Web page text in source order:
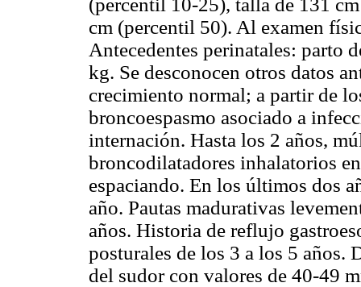
cm (percentil 50). Al examen
Antecedentes perinatales: parto
kg. Se desconocen otros datos
crecimiento normal; a partir de
broncoespasmo asociado a
internación. Hasta los 2 años,
broncodilatadores inhalatorios
espaciando. En los últimos dos
año. Pautas madurativas
años. Historia de reflujo
posturales de los 3 a los 5 años.
del sudor con valores de 40-49